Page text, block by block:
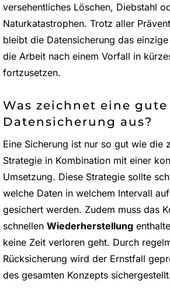
versehentliches Löschen, Diebstahl
Naturkatastrophen. Trotz aller
bleibt die Datensicherung das
die Arbeit nach einem Vorfall in
fortzusetzen.
Was zeichnet eine gute
Datensicherung aus?
Eine Sicherung ist nur so gut wie die
Strategie in Kombination mit einer
Umsetzung. Diese Strategie sollte
welche Daten in welchem Intervall
gesichert werden. Zudem muss das
schnellen Wiederherstellung
keine Zeit verloren geht. Durch
Rücksicherung wird der Ernstfall
des gesamten Konzepts